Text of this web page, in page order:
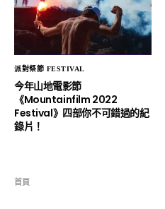
派對祭節 FESTIVAL
今年山地電影節
《Mountainfilm 2022
Festival》四部你不可錯過的紀
錄片！
首頁